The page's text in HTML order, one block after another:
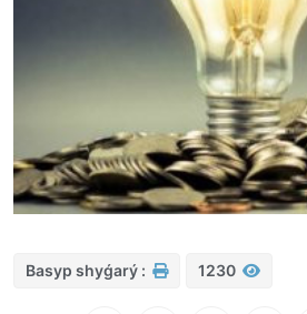
Basyp shyǵarý : 1230